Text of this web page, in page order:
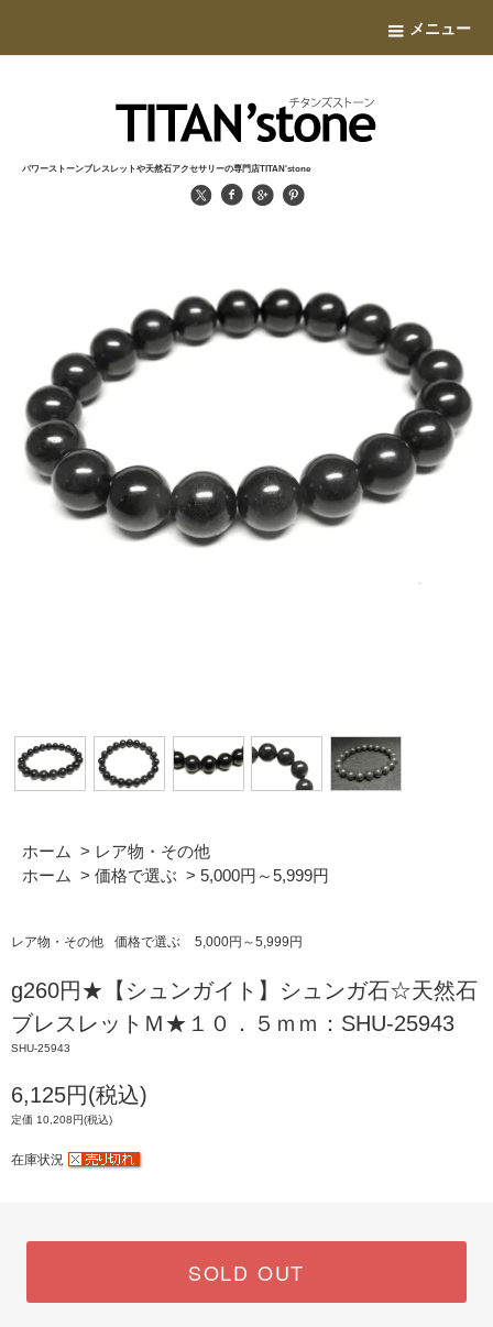
メニュー
パワーストーンブレスレットや天然石アクセサリーの専門店TITAN'stone
ホーム > レア物・その他
ホーム > 価格で選ぶ > 5,000円～5,999円
レア物・その他 価格で選ぶ 5,000円～5,999円
g260円★【シュンガイト】シュンガ石☆天然石
ブレスレットＭ★１０．５ｍｍ：SHU-25943
SHU-25943
6,125円(税込)
定価 10,208円(税込)
在庫状況
SOLD OUT